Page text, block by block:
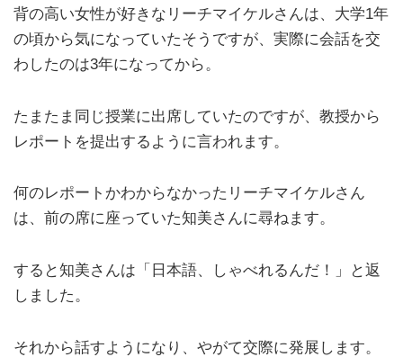
背の高い女性が好きなリーチマイケルさんは、大学1年
の頃から気になっていたそうですが、実際に会話を交
わしたのは3年になってから。
たまたま同じ授業に出席していたのですが、教授から
レポートを提出するように言われます。
何のレポートかわからなかったリーチマイケルさん
は、前の席に座っていた知美さんに尋ねます。
すると知美さんは「日本語、しゃべれるんだ！」と返
しました。
それから話すようになり、やがて交際に発展します。